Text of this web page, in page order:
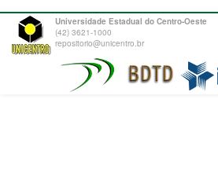
Universidade Estadual do Centro-Oeste
(42) 3621-1000
repositorio@unicentro.br